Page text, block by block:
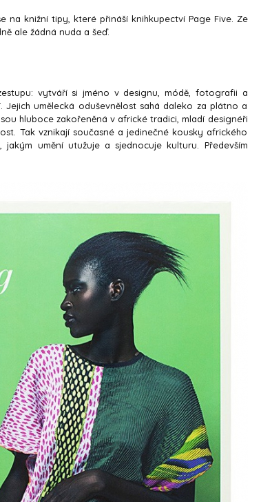
na knižní tipy, které přináší knihkupectví Page Five. Ze
ale žádná nuda a šeď.
vytváří si jméno v designu, módě, fotografii a
umělecká oduševnělost sahá daleko za plátno a
hluboce zakořeněná v africké tradici, mladí designéři
Tak vznikají současné a jedinečné kousky afrického
jakým umění utužuje a sjednocuje kulturu. Především